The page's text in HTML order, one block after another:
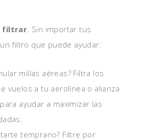
filtrar. Sin importar tus
filtro que puede ayudar:
millas aéreas? Filtra los
vuelos a tu aerolínea o alianza
ayudar a maximizar las
temprano? Filtre por